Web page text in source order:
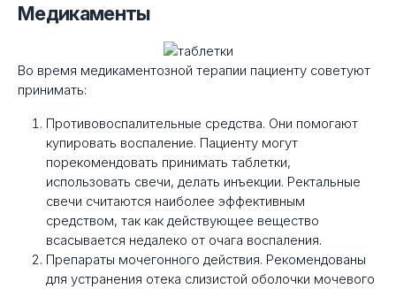
Медикаменты
Во время медикаментозной терапии пациенту советуют
принимать:
Противовоспалительные средства. Они помогают
купировать воспаление. Пациенту могут
порекомендовать принимать таблетки,
использовать свечи, делать инъекции. Ректальные
свечи считаются наиболее эффективным
средством, так как действующее вещество
всасывается недалеко от очага воспаления.
Препараты мочегонного действия. Рекомендованы
для устранения отека слизистой оболочки мочевого